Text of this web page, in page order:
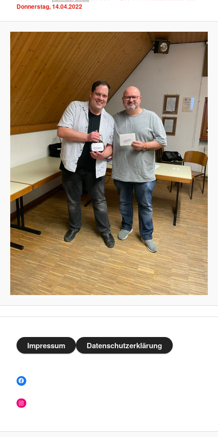
Donnerstag, 14.04.2022
Impressum Datenschutzerklärung
Facebook
Instagram